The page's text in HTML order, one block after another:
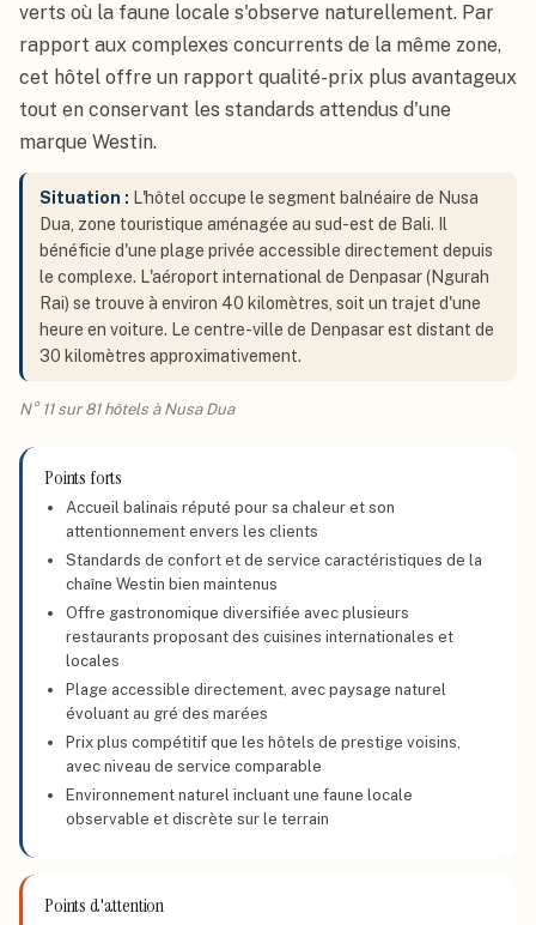
verts où la faune locale s'observe naturellement. Par
rapport aux complexes concurrents de la même zone,
cet hôtel offre un rapport qualité-prix plus avantageux
tout en conservant les standards attendus d'une
marque Westin.
Situation : L'hôtel occupe le segment balnéaire de Nusa
Dua, zone touristique aménagée au sud-est de Bali. Il
bénéficie d'une plage privée accessible directement depuis
le complexe. L'aéroport international de Denpasar (Ngurah
Rai) se trouve à environ 40 kilomètres, soit un trajet d'une
heure en voiture. Le centre-ville de Denpasar est distant de
30 kilomètres approximativement.
N° 11 sur 81 hôtels à Nusa Dua
Points forts
Accueil balinais réputé pour sa chaleur et son
attentionnement envers les clients
Standards de confort et de service caractéristiques de la
chaîne Westin bien maintenus
Offre gastronomique diversifiée avec plusieurs
restaurants proposant des cuisines internationales et
locales
Plage accessible directement, avec paysage naturel
évoluant au gré des marées
Prix plus compétitif que les hôtels de prestige voisins,
avec niveau de service comparable
Environnement naturel incluant une faune locale
observable et discrète sur le terrain
Points d'attention